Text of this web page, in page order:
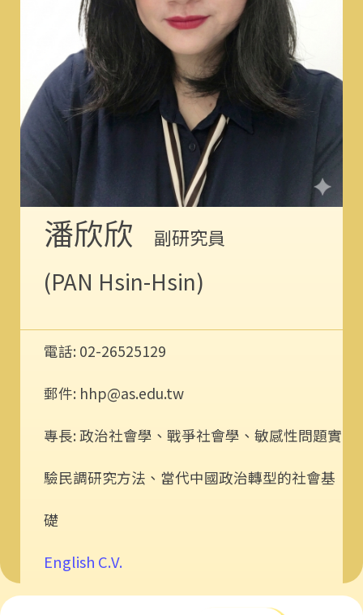
潘欣欣 副研究員
(PAN Hsin-Hsin)
電話: 02-26525129
郵件: hhp@as.edu.tw
專長: 政治社會學、戰爭社會學、敏感性問題實
驗民調研究方法、當代中國政治轉型的社會基
礎
English C.V.